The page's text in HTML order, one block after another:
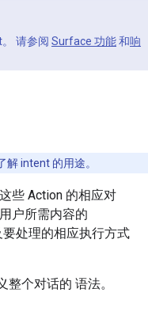
请参阅 Surface 功能和响
解 intent 的用途。
些 Action 的相应对
户所需内容的
处理的相应执行方式
个对话的 语法。